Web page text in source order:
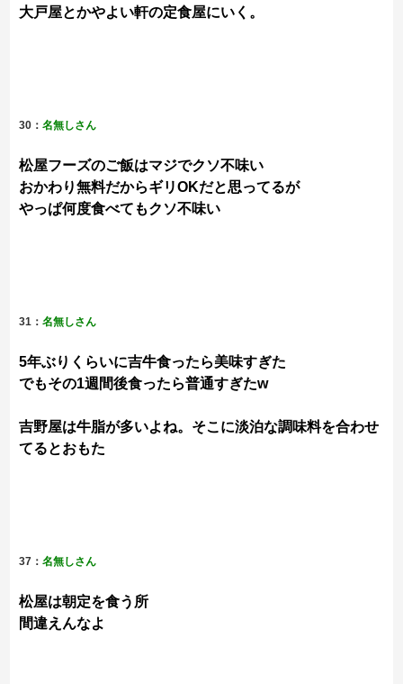
大戸屋とかやよい軒の定食屋にいく。
30：名無しさん
松屋フーズのご飯はマジでクソ不味い
おかわり無料だからギリOKだと思ってるが
やっぱ何度食べてもクソ不味い
31：名無しさん
5年ぶりくらいに吉牛食ったら美味すぎた
でもその1週間後食ったら普通すぎたw
吉野屋は牛脂が多いよね。そこに淡泊な調味料を合わせ
てるとおもた
37：名無しさん
松屋は朝定を食う所
間違えんなよ